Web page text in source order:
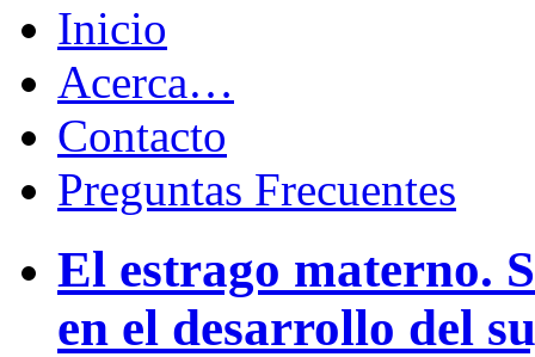
Inicio
Acerca…
Contacto
Preguntas Frecuentes
El estrago materno.
en el desarrollo del